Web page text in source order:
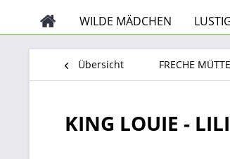
WILDE MÄDCHEN
Übersicht FRECHE
KING LOUIE -